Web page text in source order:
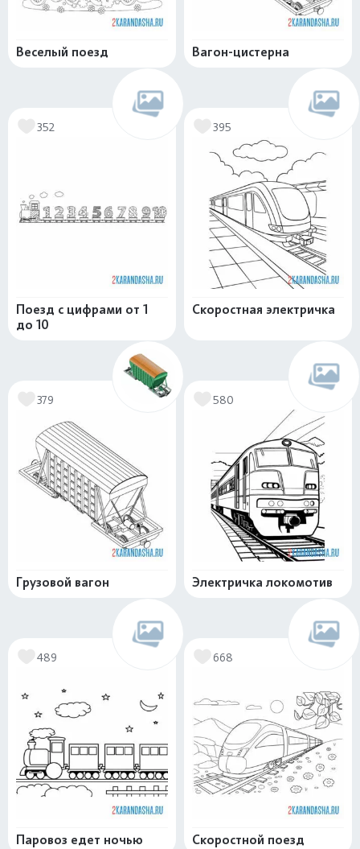
Веселый поезд Вагон-цистерна
352
Поезд с цифрами от 1
до 10
395
Скоростная электричка
379
Грузовой вагон
580
Электричка локомотив
489
Паровоз едет ночью
668
Скоростной поезд